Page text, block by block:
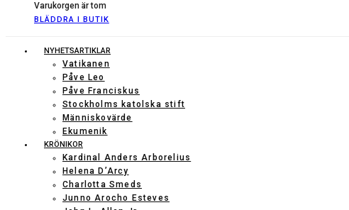
Varukorgen är tom
BLÄDDRA I BUTIK
NYHETSARTIKLAR
Vatikanen
Påve Leo
Påve Franciskus
Stockholms katolska stift
Människovärde
Ekumenik
KRÖNIKOR
Kardinal Anders Arborelius
Helena D’Arcy
Charlotta Smeds
Junno Arocho Esteves